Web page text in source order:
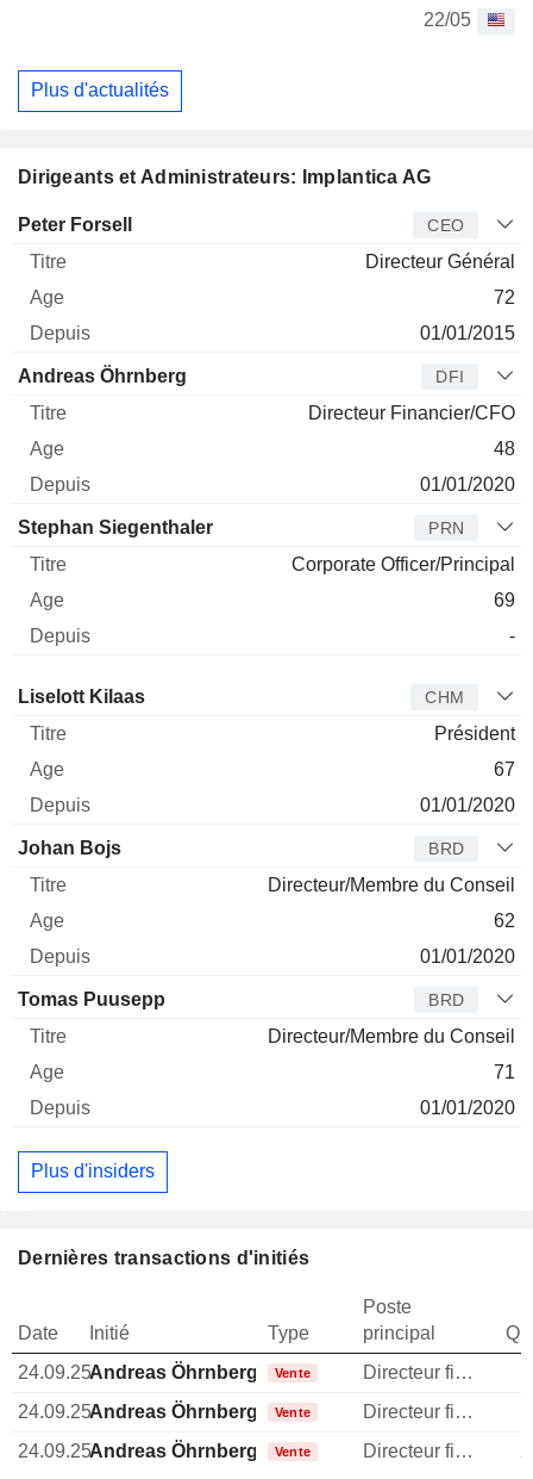
22/05
Plus d'actualités
Dirigeants et Administrateurs: Implantica AG
Dirigeant Titre
Peter Forsell CEO
Directeur Général
72
01/01/2015
Andreas Öhrnberg DFI
Directeur Financier/CFO
48
01/01/2020
Stephan Siegenthaler PRN
Corporate Officer/Principal
69
-
Administrateur
Liselott Kilaas CHM
Président
67
01/01/2020
Johan Bojs BRD
Directeur/Membre du Conseil
62
01/01/2020
Tomas Puusepp BRD
Directeur/Membre du Conseil
71
01/01/2020
Plus d'insiders
Dernières transactions d'initiés
Date Initié Type
Poste
principal
24.09.25Andreas Öhrnberg Vente Directeur financier
24.09.25Andreas Öhrnberg Vente Directeur financier
24.09.25Andreas Öhrnberg Vente Directeur financier